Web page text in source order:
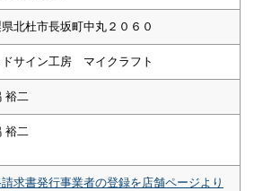
北杜市長坂町中丸２０６０
ドサイン工房 マイクラフト
裕二
裕二
求書発行事業者の登録を店舗ページより